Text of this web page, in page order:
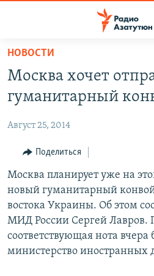
Перейти
основному
содержанию
Перейти
навигации
Перейти
поиску
ПОЛИТИКА
ОБЩЕСТВО
ЭКОНОМИКА
РЕГИОН
НАГОРНЫЙ КАРАБАХ
КУЛЬТУРА
СПОРТ
НОВОСТИ
Москва хочет
гуманитарный
Август 25, 2014
Поделиться
Москва планирует уже на
новый гуманитарный
востока Украины. Об этом
МИД России Сергей Лавров.
соответствующая нота вчера
министерство иностранных